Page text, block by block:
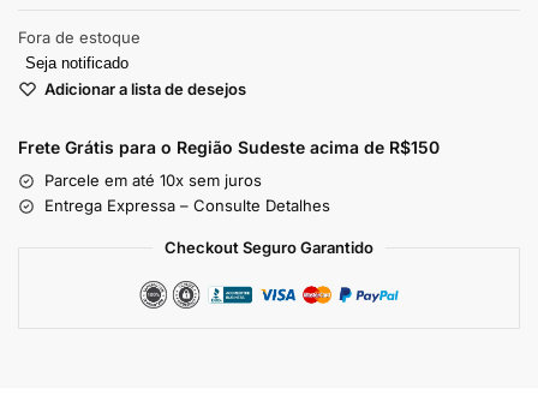
Fora de estoque
Seja notificado
Adicionar a lista de desejos
Frete Grátis para o Região Sudeste acima de R$150
Parcele em até 10x sem juros
Entrega Expressa – Consulte Detalhes
Checkout Seguro Garantido